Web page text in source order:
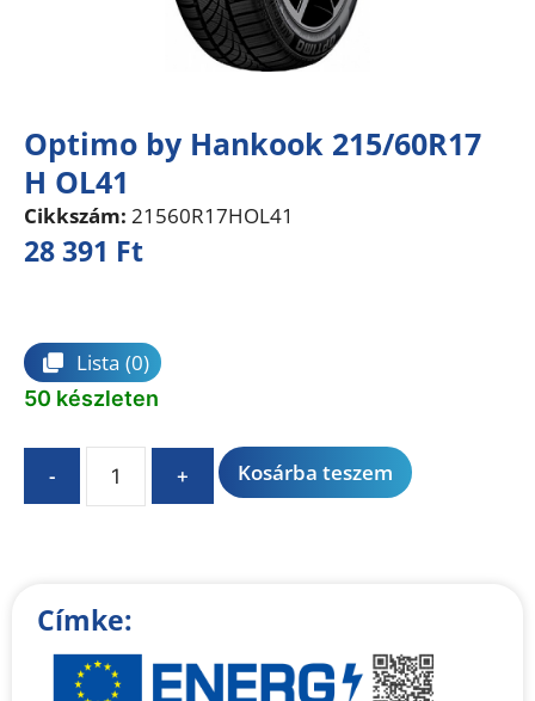
Optimo by Hankook 215/60R17
H OL41
Cikkszám: 21560R17HOL41
28 391 Ft
Lista (0)
50 készleten
- + Kosárba teszem
t
Címke: